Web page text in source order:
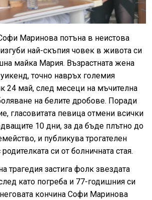
Маринова потъна в неистова
най-скъпия човек в живота си
майка Мария. Възрастната жена
точно навръх големия
24 май, след месеци на мъчителна
на белите дробове. Поради
гласовитата певица отмени всички
10 дни, за да бъде плътно до
и публикува трогателен
си от болничната стая.
трагедия застига фолк звездата
като погреба и 77-годишния си
кончина Софи Маринова